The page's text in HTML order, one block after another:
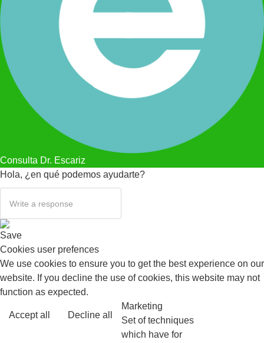
Consulta Dr. Escariz
Hola, ¿en qué podemos ayudarte?
Save
Cookies user prefences
We use cookies to ensure you to get the best experience on our
website. If you decline the use of cookies, this website may not
function as expected.
Accept all Decline all
Marketing
Set of techniques
which have for